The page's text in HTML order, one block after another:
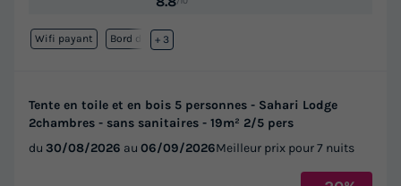
Wifi payant Bord de mer
+ 3
Tente en toile et en bois 5 personnes - Sahari Lodge
2chambres - sans sanitaires - 19m² 2/5 pers
du 30/08/2026 au 06/09/2026Meilleur prix pour 7 nuits